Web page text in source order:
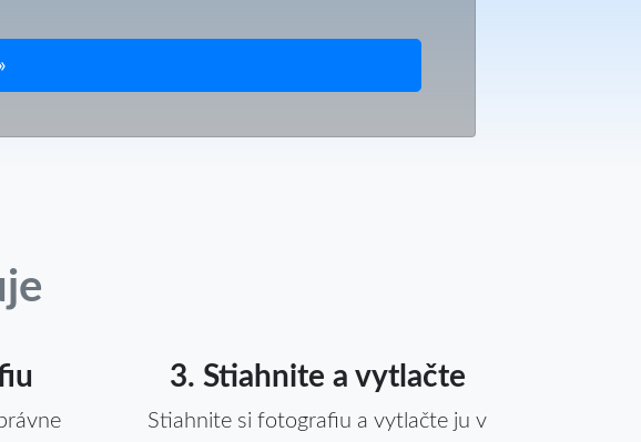
3. Stiahnite a vytlačte
Stiahnite si fotografiu a vytlačte ju v